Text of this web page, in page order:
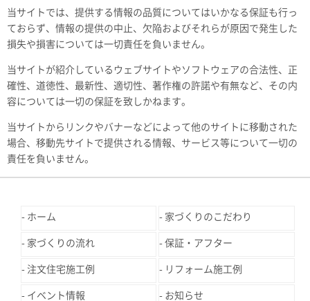
当サイトでは、提供する情報の品質についてはいかなる保証も行っ
ておらず、情報の提供の中止、欠陥およびそれらが原因で発生した
損失や損害については一切責任を負いません。
当サイトが紹介しているウェブサイトやソフトウェアの合法性、正
確性、道徳性、最新性、適切性、著作権の許諾や有無など、その内
容については一切の保証を致しかねます。
当サイトからリンクやバナーなどによって他のサイトに移動された
場合、移動先サイトで提供される情報、サービス等について一切の
責任を負いません。
ホーム 家づくりのこだわり
家づくりの流れ 保証・アフター
注文住宅施工例 リフォーム施工例
イベント情報 お知らせ